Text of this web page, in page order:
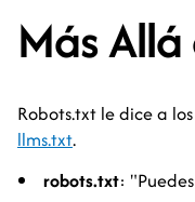
Más
Robots.txt le dice a
llms.txt.
robots.txt: